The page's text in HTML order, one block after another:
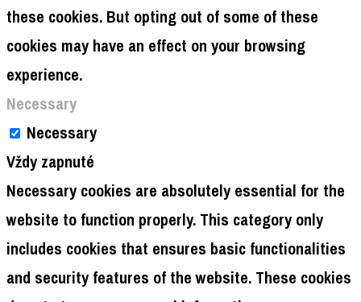
these cookies. But opting out of some of these
cookies may have an effect on your browsing
experience.
Necessary
Necessary
Vždy zapnuté
Necessary cookies are absolutely essential for the
website to function properly. This category only
includes cookies that ensures basic functionalities
and security features of the website. These cookies